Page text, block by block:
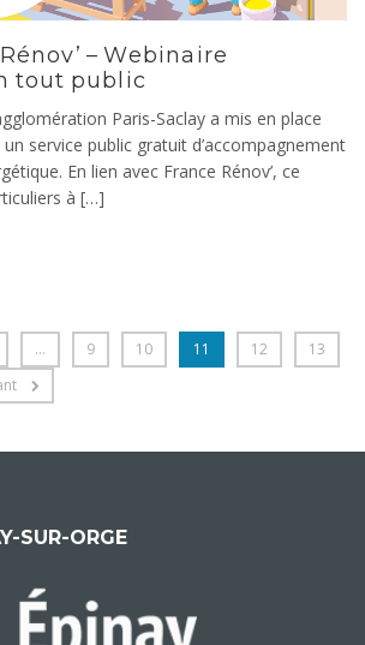
– Webinaire
tout public
Paris-Saclay a mis en place
un service public gratuit d’accompagnement
En lien avec France Rénov’, ce
à […]
… 9 10 11 12
13
SUR-ORGE